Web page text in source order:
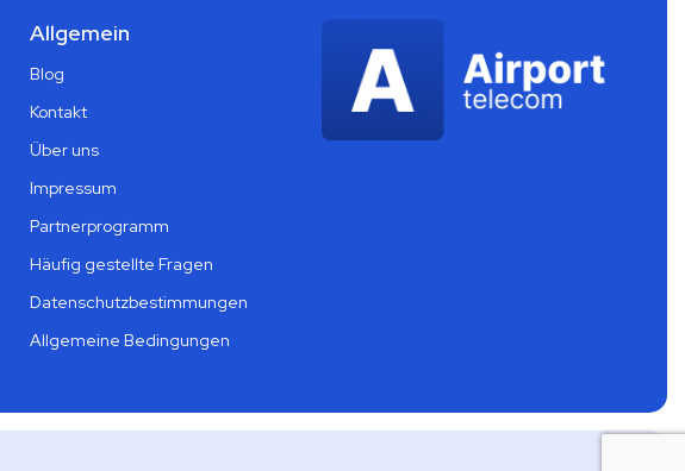
Allgemein
Blog
Kontakt
Über uns
Impressum
Partnerprogramm
Häufig gestellte Fragen
Datenschutzbestimmungen
Allgemeine Bedingungen